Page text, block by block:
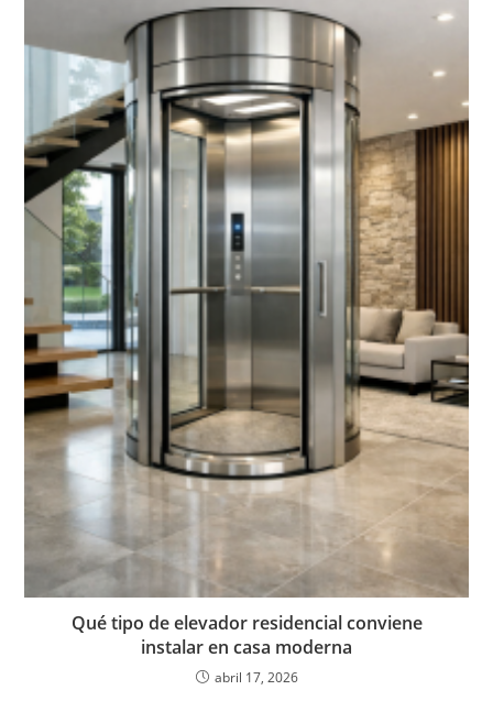
Qué tipo de elevador residencial conviene
instalar en casa moderna
abril 17, 2026